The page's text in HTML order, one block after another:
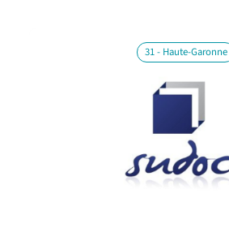
31 - Haute-Garonne